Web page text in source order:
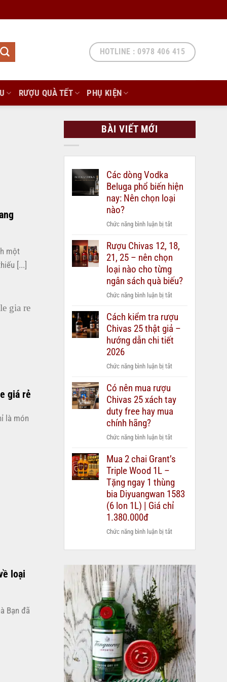
HOTLINE : 0978 406 415
RƯỢU QUÀ TẾT PHỤ KIỆN
một
[...]
giá rẻ
là món
loại
Bạn đã
BÀI VIẾT MỚI
Các dòng Vodka
Beluga phổ biến hiện
nay: Nên chọn loại
nào?
Chức năng bình luận bị tắtở
dòng
Vodka
phổ
hiện
Nên
chọn
loại
Rượu Chivas 12, 18,
21, 25 – nên chọn
loại nào cho từng
ngân sách quà biếu?
Chức năng bình luận bị tắtở
Chivas
12,
18,
–
loại
nào
Cách kiểm tra rượu
Chivas 25 thật giả –
hướng dẫn chi tiết
2026
Chức năng bình luận bị tắtở
tra
rượu
thật
–
dẫn
chi
tiết
Có nên mua rượu
Chivas 25 xách tay
duty free hay mua
chính hãng?
Chức năng bình luận bị tắtở
nên
rượu
Chivas
25
xách
duty
mua
chính
hãng?
Mua 2 chai Grant’s
Triple Wood 1L –
Tặng ngay 1 thùng
bia Diyuangwan 1583
(6 lon 1L) | Giá chỉ
1.380.000đ
Chức năng bình luận bị tắtở
Grant’s
Triple
Wood
1L
–
Tặng
ngay
1
thùng
bia
Diyuangwan